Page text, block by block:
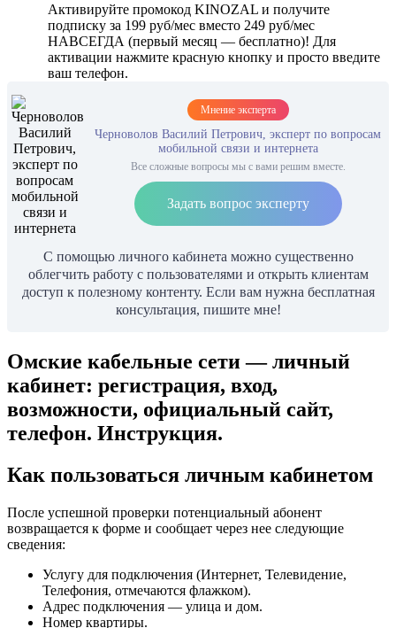
Активируйте промокод KINOZAL и получите
подписку за 199 руб/мес вместо 249 руб/мес
НАВСЕГДА (первый месяц — бесплатно)! Для
активации нажмите красную кнопку и просто введите
ваш телефон.
Мнение эксперта
Черноволов Василий Петрович, эксперт по вопросам
мобильной связи и интернета
Все сложные вопросы мы с вами решим вместе.
Задать вопрос эксперту
С помощью личного кабинета можно существенно
облегчить работу с пользователями и открыть клиентам
доступ к полезному контенту. Если вам нужна бесплатная
консультация, пишите мне!
Омские кабельные сети — личный
кабинет: регистрация, вход,
возможности, официальный сайт,
телефон. Инструкция.
Как пользоваться личным кабинетом
После успешной проверки потенциальный абонент
возвращается к форме и сообщает через нее следующие
сведения:
Услугу для подключения (Интернет, Телевидение,
Телефония, отмечаются флажком).
Адрес подключения — улица и дом.
Номер квартиры.